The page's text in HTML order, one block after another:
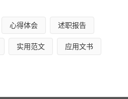
利的同时，也时时刻刻威胁着我
，造成人员伤亡;也能让山林起
急时刻，在人们“望火兴叹”时，
心得体会 述职报告
实用范文 应用文书